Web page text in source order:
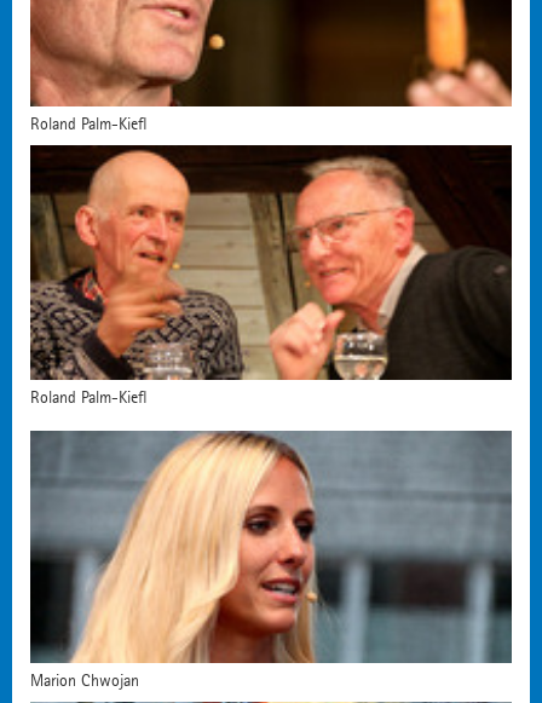
Roland Palm-Kiefl
Roland Palm-Kiefl
Marion Chwojan